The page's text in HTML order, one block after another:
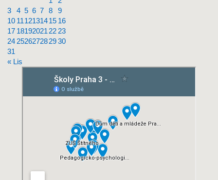
3
4 5 6 7 8
9
10 1112131415 16
17 18192021 22 23
24 252627282930
31
« Lis